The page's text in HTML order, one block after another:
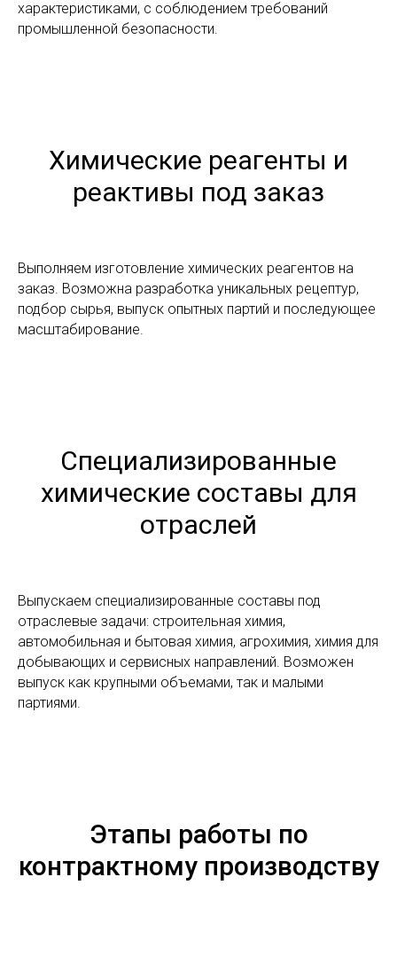
характеристиками, с соблюдением требований
промышленной безопасности.
Химические реагенты и
реактивы под заказ
Выполняем изготовление химических реагентов на
заказ. Возможна разработка уникальных рецептур,
подбор сырья, выпуск опытных партий и последующее
масштабирование.
Специализированные
химические составы для
отраслей
Выпускаем специализированные составы под
отраслевые задачи: строительная химия,
автомобильная и бытовая химия, агрохимия, химия для
добывающих и сервисных направлений. Возможен
выпуск как крупными объемами, так и малыми
партиями.
Этапы работы по
контрактному производству
О компании
© 2013-2025 Группа компаний РХС.
Политика конфиденциальности
Согласие на обработку персональных данных